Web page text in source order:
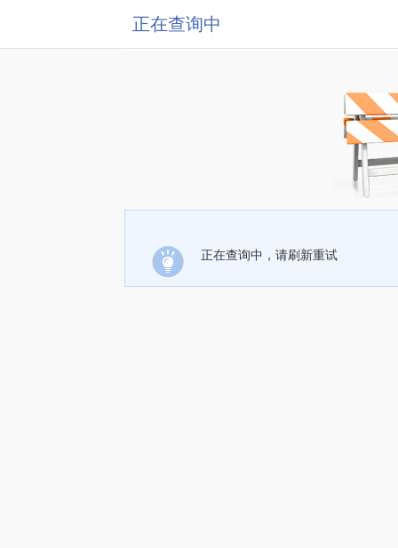
正在查询中
正在查询中，请刷新重试